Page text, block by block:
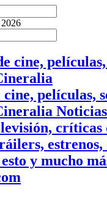
películas,
críticas
estrenos,
y mucho